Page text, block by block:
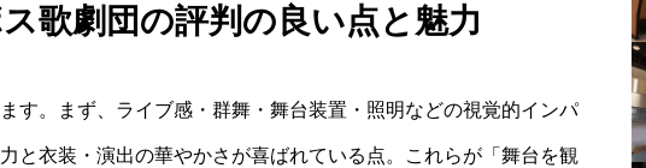
歌劇団の評判の良い点と魅力
す。まず、ライブ感・群舞・舞台装置・照明などの視覚的インパ
と衣装・演出の華やかさが喜ばれている点。これらが「舞台を観